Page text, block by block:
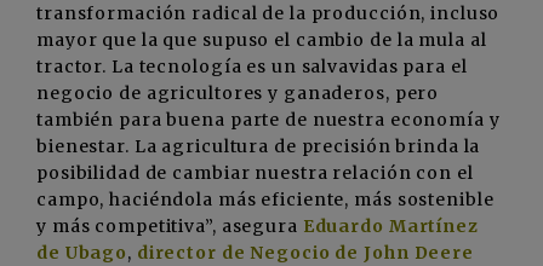
transformación radical de la producción, incluso
mayor que la que supuso el cambio de la mula al
tractor. La tecnología es un salvavidas para el
negocio de agricultores y ganaderos, pero
también para buena parte de nuestra economía y
bienestar. La agricultura de precisión brinda la
posibilidad de cambiar nuestra relación con el
campo, haciéndola más eficiente, más sostenible
y más competitiva”, asegura Eduardo Martínez
de Ubago, director de Negocio de John Deere